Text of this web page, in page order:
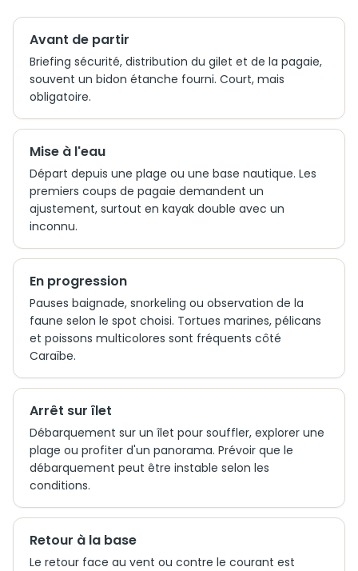
Avant de partir
Briefing sécurité, distribution du gilet et de la pagaie,
souvent un bidon étanche fourni. Court, mais
obligatoire.
Mise à l'eau
Départ depuis une plage ou une base nautique. Les
premiers coups de pagaie demandent un
ajustement, surtout en kayak double avec un
inconnu.
En progression
Pauses baignade, snorkeling ou observation de la
faune selon le spot choisi. Tortues marines, pélicans
et poissons multicolores sont fréquents côté
Caraïbe.
Arrêt sur îlet
Débarquement sur un îlet pour souffler, explorer une
plage ou profiter d'un panorama. Prévoir que le
débarquement peut être instable selon les
conditions.
Retour à la base
Le retour face au vent ou contre le courant est